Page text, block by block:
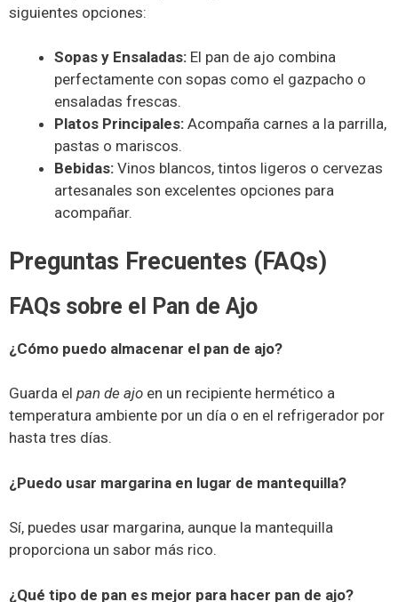
siguientes opciones:
Sopas y Ensaladas: El pan de ajo combina
perfectamente con sopas como el gazpacho o
ensaladas frescas.
Platos Principales: Acompaña carnes a la parrilla,
pastas o mariscos.
Bebidas: Vinos blancos, tintos ligeros o cervezas
artesanales son excelentes opciones para
acompañar.
Preguntas Frecuentes (FAQs)
FAQs sobre el Pan de Ajo
¿Cómo puedo almacenar el pan de ajo?
Guarda el pan de ajo en un recipiente hermético a
temperatura ambiente por un día o en el refrigerador por
hasta tres días.
¿Puedo usar margarina en lugar de mantequilla?
Sí, puedes usar margarina, aunque la mantequilla
proporciona un sabor más rico.
¿Qué tipo de pan es mejor para hacer pan de ajo?